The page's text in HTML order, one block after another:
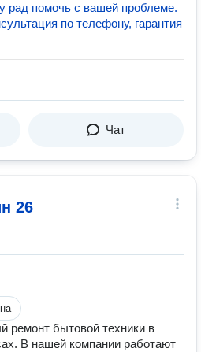
рад помочь с вашей проблеме.
по телефону, гарантия
Чат
26
ремонт бытовой техники в
В нашей компании работают